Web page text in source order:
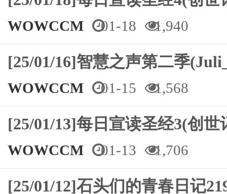
WOWCCM 01-18 1,940
[25/01/16]智慧之声第二季
WOWCCM 01-15 1,568
[25/01/13]每日宣读圣经3(创
WOWCCM 01-13 1,706
[25/01/12]石头们的青春日记